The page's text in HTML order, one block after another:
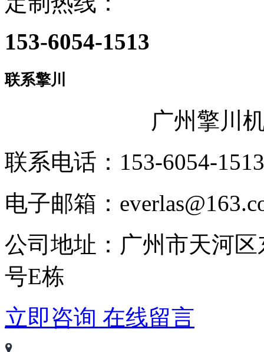
153-6054-1513
联系擎川
广州擎川
联系电话：153-6054-1513
电子邮箱：
公司地址：广州市天河
号E栋
立即咨询 在线留言